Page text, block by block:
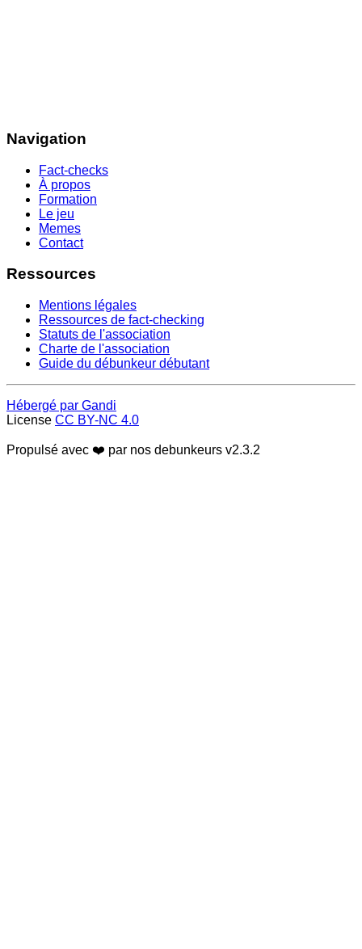
Navigation
Fact-checks
À propos
Formation
Le jeu
Memes
Contact
Ressources
Mentions légales
Ressources de fact-checking
Statuts de l'association
Charte de l'association
Guide du débunkeur débutant
Hébergé par Gandi
License CC BY-NC 4.0
Propulsé avec ❤️ par nos debunkeurs v2.3.2